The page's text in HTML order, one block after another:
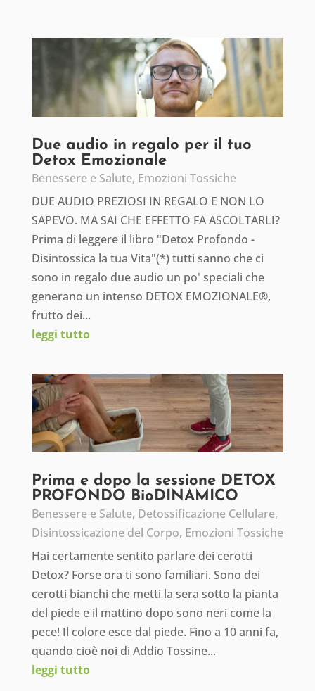
Due audio in regalo per il tuo
Detox Emozionale
Benessere e Salute, Emozioni Tossiche
DUE AUDIO PREZIOSI IN REGALO E NON LO
SAPEVO. MA SAI CHE EFFETTO FA ASCOLTARLI?
Prima di leggere il libro "Detox Profondo -
Disintossica la tua Vita"(*) tutti sanno che ci
sono in regalo due audio un po' speciali che
generano un intenso DETOX EMOZIONALE®,
frutto dei...
leggi tutto
Prima e dopo la sessione DETOX
PROFONDO BioDINAMICO
Benessere e Salute, Detossificazione Cellulare,
Disintossicazione del Corpo, Emozioni Tossiche
Hai certamente sentito parlare dei cerotti
Detox? Forse ora ti sono familiari. Sono dei
cerotti bianchi che metti la sera sotto la pianta
del piede e il mattino dopo sono neri come la
pece! Il colore esce dal piede. Fino a 10 anni fa,
quando cioè noi di Addio Tossine...
leggi tutto